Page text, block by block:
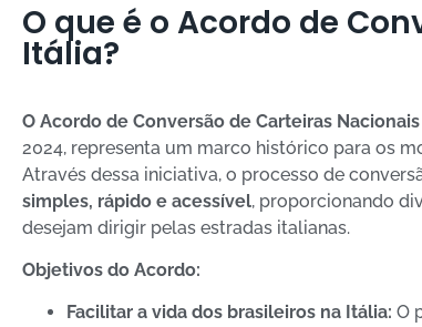
O que é o Acordo de
Itália?
O Acordo de Conversão de Carteiras
2024, representa um marco histórico para os
Através dessa iniciativa, o processo de
simples, rápido e acessível, proporcionando
desejam dirigir pelas estradas italianas.
Objetivos do Acordo:
Facilitar a vida dos brasileiros na Itália: O